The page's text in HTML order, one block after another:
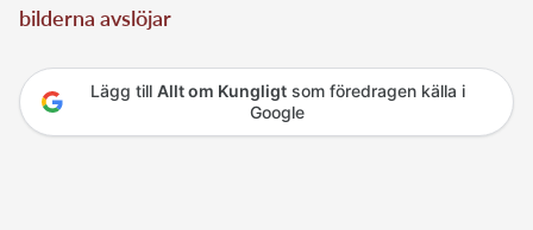
bilderna avslöjar
Lägg till Allt om Kungligtsom föredragen källa i
Google